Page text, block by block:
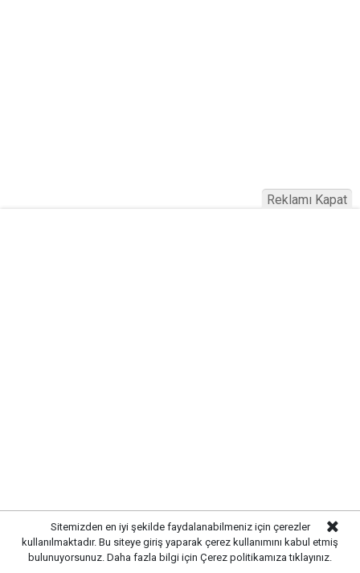
YAŞANDI
Kazanedeniyle yolun ilgili bölümünde trafik kontrollü
Sitemizden en iyi şekilde faydalanabilmeniz için çerezler
kullanılmaktadır. Bu siteye giriş yaparak çerez kullanımını kabul etmiş
bulunuyorsunuz. Daha fazla bilgi için Çerez politikamıza tıklayınız.
Reklamı Kapat